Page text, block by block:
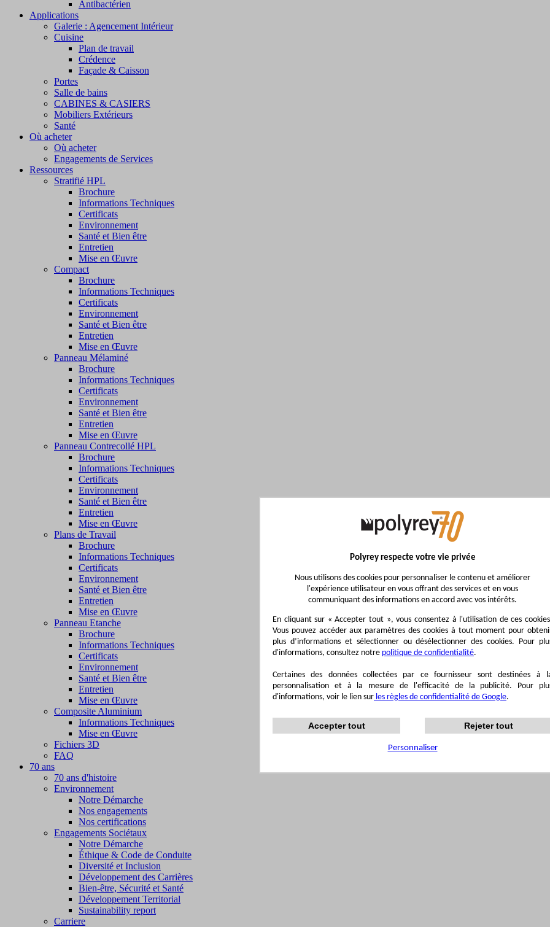
Polyrey respecte votre vie privée
Nous utilisons des cookies pour personnaliser le contenu et améliorer
l'expérience utilisateur en vous offrant des services et en vous
communiquant des informations en accord avec vos intérêts.
En cliquant sur « Accepter tout », vous consentez à l'utilisation de ces
Vous pouvez accéder aux paramètres des cookies à tout moment pour
plus d’informations et sélectionner ou désélectionner des cookies. Pour
d'informations, consultez notre politique de confidentialité.
Certaines des données collectées par ce fournisseur sont destinées à
personnalisation et à la mesure de l'efficacité de la publicité. Pour
d'informations, voir le lien sur les règles de confidentialité de Google.
Accepter tout Rejeter tout
Personnaliser
Antibactérien
Applications
Galerie : Agencement Intérieur
Cuisine
Plan de travail
Crédence
Façade & Caisson
Portes
Salle de bains
CABINES & CASIERS
Mobiliers Extérieurs
Santé
Où acheter
Où acheter
Engagements de Services
Ressources
Stratifié HPL
Brochure
Informations Techniques
Certificats
Environnement
Santé et Bien être
Entretien
Mise en Œuvre
Compact
Brochure
Informations Techniques
Certificats
Environnement
Santé et Bien être
Entretien
Mise en Œuvre
Panneau Mélaminé
Brochure
Informations Techniques
Certificats
Environnement
Santé et Bien être
Entretien
Mise en Œuvre
Panneau Contrecollé HPL
Brochure
Informations Techniques
Certificats
Environnement
Santé et Bien être
Entretien
Mise en Œuvre
Plans de Travail
Brochure
Informations Techniques
Certificats
Environnement
Santé et Bien être
Entretien
Mise en Œuvre
Panneau Etanche
Brochure
Informations Techniques
Certificats
Environnement
Santé et Bien être
Entretien
Mise en Œuvre
Composite Aluminium
Informations Techniques
Mise en Œuvre
Fichiers 3D
FAQ
70 ans
70 ans d'histoire
Environnement
Notre Démarche
Nos engagements
Nos certifications
Engagements Sociétaux
Notre Démarche
Éthique & Code de Conduite
Diversité et Inclusion
Développement des Carrières
Bien-être, Sécurité et Santé
Développement Territorial
Sustainability report
Carriere